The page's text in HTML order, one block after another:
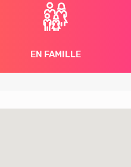
EN FAMILLE